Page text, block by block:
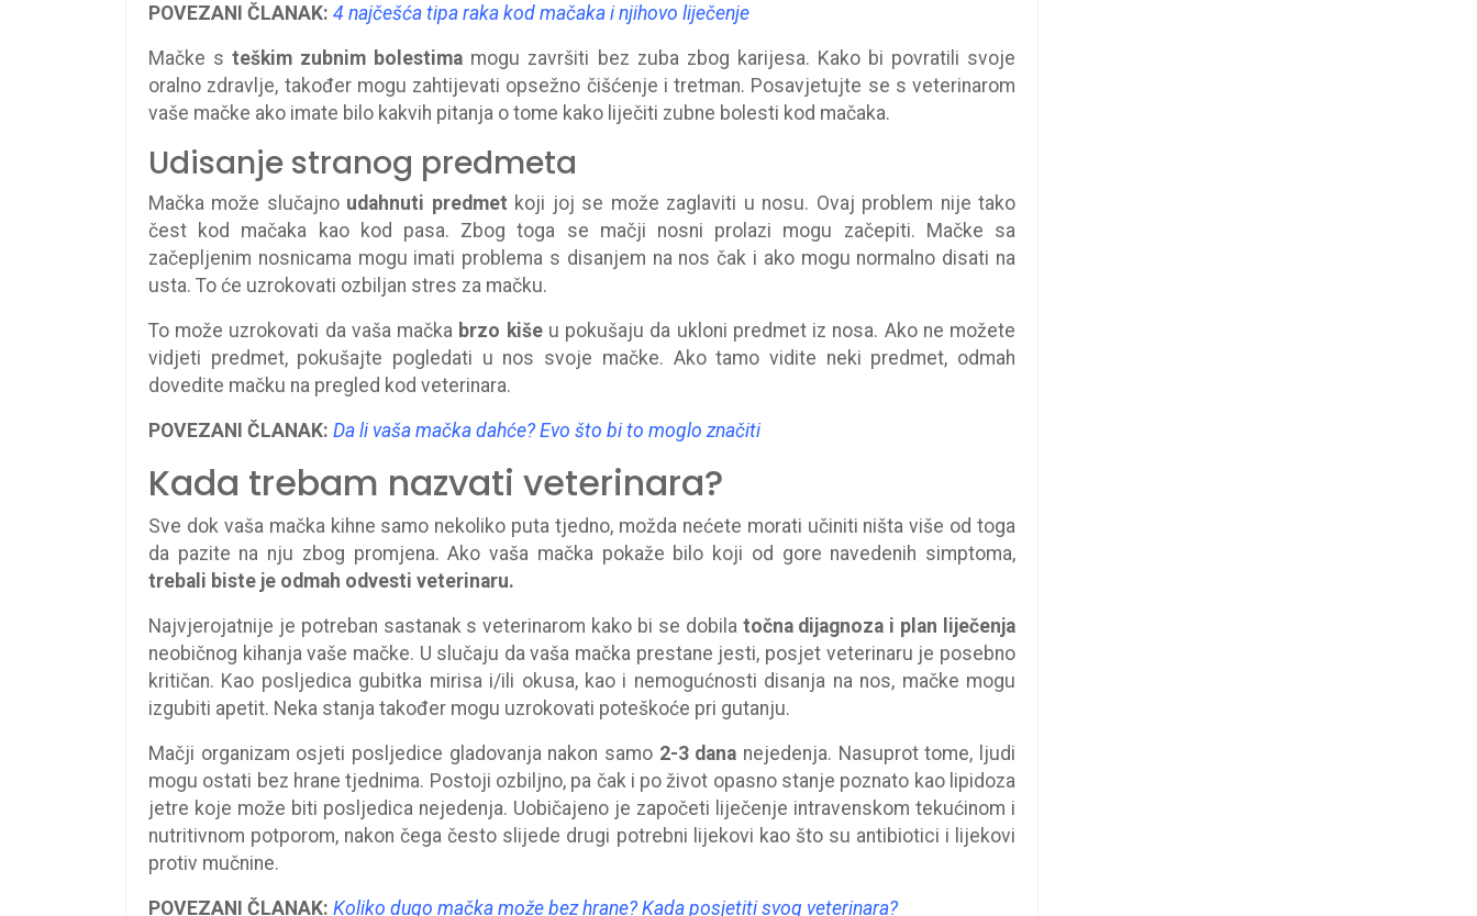
POVEZANI ČLANAK: 4 najčešća tipa raka kod mačaka i njihovo liječenje
Mačke steškim zubnim bolestima mogu završiti bez zuba zbog karijesa. Kako bi povratili svoje
oralno zdravlje, također mogu zahtijevati opsežno čišćenje i tretman. Posavjetujte se s veterinarom
vaše mačke ako imate bilo kakvih pitanja o tome kako liječiti zubne bolesti kod mačaka.
Udisanje stranog predmeta
Mačka može slučajno udahnuti predmet koji joj se može zaglaviti u nosu. Ovaj problem nije tako
čest kod mačaka kao kod pasa. Zbog toga se mačji nosni prolazi mogu začepiti. Mačke sa
začepljenim nosnicama mogu imati problema s disanjem na nos čak i ako mogu normalno disati na
usta. To će uzrokovati ozbiljan stres za mačku.
To može uzrokovati da vaša mačka brzo kišeu pokušaju da ukloni predmet iz nosa. Ako ne možete
vidjeti predmet, pokušajte pogledati u nos svoje mačke. Ako tamo vidite neki predmet, odmah
dovedite mačku na pregled kod veterinara.
POVEZANI ČLANAK: Da li vaša mačka dahće? Evo što bi to moglo značiti
Kada trebam nazvati veterinara?
Sve dok vaša mačka kihne samo nekoliko puta tjedno, možda nećete morati učiniti ništa više od toga
da pazite na nju zbog promjena. Ako vaša mačka pokaže bilo koji od gore navedenih simptoma,
trebali biste je odmah odvesti veterinaru.
Najvjerojatnije je potreban sastanak s veterinarom kako bi se dobila točna dijagnoza i plan liječenja
neobičnog kihanja vaše mačke. U slučaju da vaša mačka prestane jesti, posjet veterinaru je posebno
kritičan. Kao posljedica gubitka mirisa i/ili okusa, kao i nemogućnosti disanja na nos, mačke mogu
izgubiti apetit. Neka stanja također mogu uzrokovati poteškoće pri gutanju.
Mačji organizam osjeti posljedice gladovanja nakon samo 2-3 dana nejedenja. Nasuprot tome, ljudi
mogu ostati bez hrane tjednima. Postoji ozbiljno, pa čak i po život opasno stanje poznato kao lipidoza
jetre koje može biti posljedica nejedenja. Uobičajeno je započeti liječenje intravenskom tekućinom i
nutritivnom potporom, nakon čega često slijede drugi potrebni lijekovi kao što su antibiotici i lijekovi
protiv mučnine.
POVEZANI ČLANAK: Koliko dugo mačka može bez hrane? Kada posjetiti svog veterinara?